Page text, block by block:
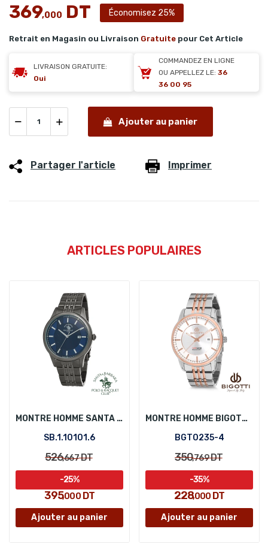
369,000 DT Économisez 25%
Retrait en Magasin ou Livraison Gratuite pour Cet Article
LIVRAISON GRATUITE:
Oui
COMMANDEZ EN LIGNE
OU APPELLEZ LE: 36
36 00 95
Ajouter au panier
Partager l'article Imprimer
ARTICLES POPULAIRES
MONTRE HOMME SANTA BARBARA POLO SB.1.10101.6
SB.1.10101.6
526,667DT
395,000DT
-25%
Ajouter au panier
MONTRE HOMME BIGOTTI BGT0235-4
BGT0235-4
350,769DT
228,000 DT
-35%
Ajouter au panier